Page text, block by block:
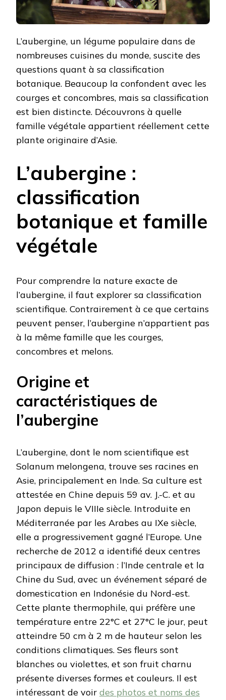
L’aubergine, un légume populaire dans de
nombreuses cuisines du monde, suscite des
questions quant à sa classification
botanique. Beaucoup la confondent avec les
courges et concombres, mais sa classification
est bien distincte. Découvrons à quelle
famille végétale appartient réellement cette
plante originaire d’Asie.
L’aubergine :
classification
botanique et famille
végétale
Pour comprendre la nature exacte de
l’aubergine, il faut explorer sa classification
scientifique. Contrairement à ce que certains
peuvent penser, l’aubergine n’appartient pas
à la même famille que les courges,
concombres et melons.
Origine et
caractéristiques de
l’aubergine
L’aubergine, dont le nom scientifique est
Solanum melongena, trouve ses racines en
Asie, principalement en Inde. Sa culture est
attestée en Chine depuis 59 av. J.-C. et au
Japon depuis le VIIIe siècle. Introduite en
Méditerranée par les Arabes au IXe siècle,
elle a progressivement gagné l’Europe. Une
recherche de 2012 a identifié deux centres
principaux de diffusion : l’Inde centrale et la
Chine du Sud, avec un événement séparé de
domestication en Indonésie du Nord-est.
Cette plante thermophile, qui préfère une
température entre 22°C et 27°C le jour, peut
atteindre 50 cm à 2 m de hauteur selon les
conditions climatiques. Ses fleurs sont
blanches ou violettes, et son fruit charnu
présente diverses formes et couleurs. Il est
intéressant de voir des photos et noms des